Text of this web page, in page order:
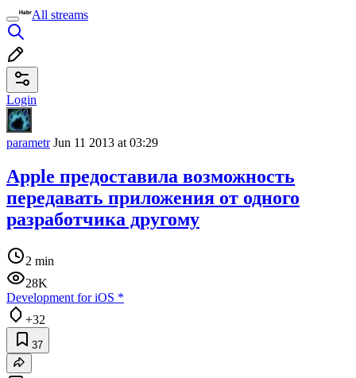
All streams
Login
parametrJun 11 2013 at 03:29
Apple предоставила возможность
передавать приложения от одного
разработчика другому
2 min
28K
Development for iOS *
+32
37